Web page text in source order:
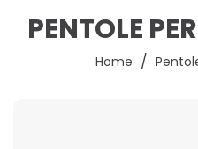
PENTOLE
Home